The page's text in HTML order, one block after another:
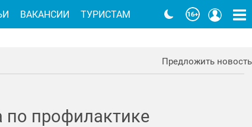
Предложить новость
по профилактике
ВАКАНСИИ ТУРИСТАМ